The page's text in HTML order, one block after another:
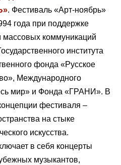
. Фестиваль «Арт-ноябрь»
года при поддержке
массовых коммуникаций
института
фонда «Русское
Международного
мир» и Фонда «ГРАНИ». В
фестиваля –
на стыке
искусства.
в себя концерты
музыкантов,